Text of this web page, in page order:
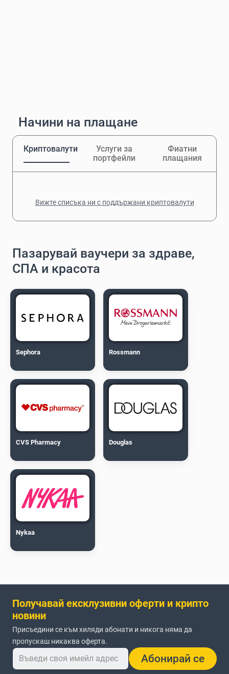
Начини на плащане
Криптовалути
Услуги за
портфейли
Фиатни
плащания
Вижте списъка ни с поддържани криптовалути
Пазарувай ваучери за здраве,
СПА и красота
Sephora Rossmann
CVS Pharmacy Douglas
Nykaa
Получавай ексклузивни оферти и крипто
новини
Присъедини се към хиляди абонати и никога няма да
пропускаш никаква оферта.
Абонирай се